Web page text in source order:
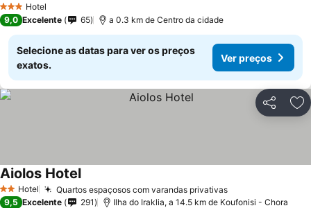
3 EstrelasHotel
9,0 Excelente 65 a 0.3 km de Centro da cidade
Selecione as datas para ver os preços
exatos.
Ver preços
Partilhar
2 Estrelas
Hotel Quartos espaçosos com varandas privativas
Aiolos Hotel
9,5 Excelente 291 Ilha do Iraklia, a 14.5 km de Koufonisi - Chora